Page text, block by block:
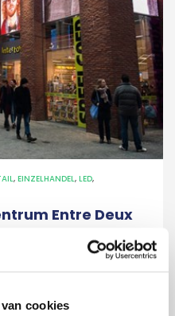
cookies
, EINZELHANDEL, LED,
Entre Deux
Maastricht (NL) hatte
wollte sich abheben
und lebendige